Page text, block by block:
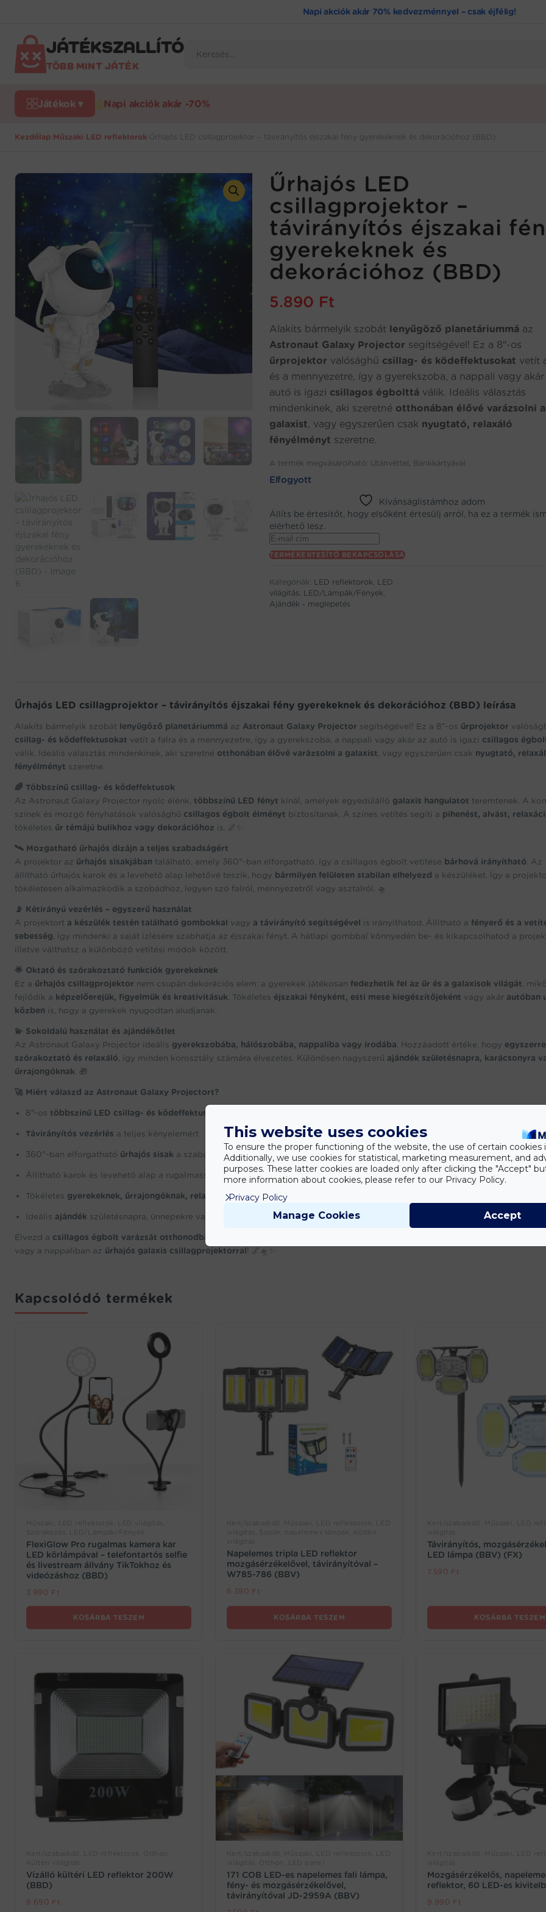
Napi akciók akár 70% kedvezménnyel – csak éjfélig!
JÁTÉKSZALLÍTÓ
TÖBB MINT JÁTÉK
search
Játékok ▾ Napi akciók akár -70%
Kezdőlap Műszaki LED reflektorok Űrhajós LED csillagprojektor – távirányítós éjszakai fény gyerekeknek és dekorációhoz (BBD)
Űrhajós LED
csillagprojektor –
távirányítós éjszakai
gyerekeknek és
dekorációhoz (BBD)
5.890 Ft
Alakíts bármelyik szobát lenyűgöző planetáriummá az
Astronaut Galaxy Projector segítségével! Ez a 8″-os
űrprojektor valósághű csillag- és ködeffektusokat vetít
és a mennyezetre, így a gyerekszoba, a nappali vagy akár
autó is igazi csillagos égbolttá válik. Ideális választás
mindenkinek, aki szeretné otthonában élővé varázsolni a
galaxist, vagy egyszerűen csak nyugtató, relaxáló
fényélményt szeretne.
A termék megvásárolható: Utánvéttel, Bankkártyával
Elfogyott
Kívánságlistámhoz adom
Állíts be értesítőt, hogy elsőként értesülj arról, ha ez a termék
elérhető lesz.
Enter
your
email
to
join
the
TERMÉKÉRTESÍTŐ BEKAPCSOLÁSA
Kategóriák: LED reflektorok, LED
világítás, LED/Lámpák/Fények,
Ajándék - meglepetés
Űrhajós LED csillagprojektor – távirányítós éjszakai fény gyerekeknek és dekorációhoz (BBD) leírása
Alakíts bármelyik szobát lenyűgöző planetáriummá az Astronaut Galaxy Projector segítségével! Ez a 8″-os űrprojektor
csillag- és ködeffektusokat vetít a falra és a mennyezetre, így a gyerekszoba, a nappali vagy akár az autó is igazi csillagos
válik. Ideális választás mindenkinek, aki szeretné otthonában élővé varázsolni a galaxist , vagy egyszerűen csak nyugtató,
fényélményt szeretne.
🌈 Többszínű csillag- és ködeffektusok
Az Astronaut Galaxy Projector nyolc élénk, többszínű LED fényt kínál, amelyek egyedülálló galaxis hangulatot teremtenek. A
színek és mozgó fényhatások valósághű csillagos égbolt élményt biztosítanak. A színes vetítés segíti a pihenést, alvást,
tökéletes űr témájú bulikhoz vagy dekorációhoz is. 🌌✨
🛰️ Mozgatható űrhajós dizájn a teljes szabadságért
A projektor az űrhajós sisakjában található, amely 360°-ban elforgatható, így a csillagos égbolt vetítése bárhová irányítható . Az
állítható űrhajós karok és a levehető alap lehetővé teszik, hogy bármilyen felületen stabilan elhelyezd a készüléket. Így a
tökéletesen alkalmazkodik a szobádhoz, legyen szó falról, mennyezetről vagy asztalról. 🛸
📡 Kétirányú vezérlés – egyszerű használat
A projektort a készülék testén található gombokkal vagy a távirányító segítségével is irányíthatod. Állítható a fényerő és a
sebesség , így mindenki a saját ízlésére szabhatja az éjszakai fényt. A hátlapi gombbal könnyedén be- és kikapcsolhatod a
illetve válthatsz a különböző vetítési módok között.
🌟 Oktató és szórakoztató funkciók gyerekeknek
Ez a űrhajós csillagprojektor nem csupán dekorációs elem: a gyerekek játékosan fedezhetik fel az űr és a galaxisok világát ,
fejlődik a képzelőerejük, figyelmük és kreativitásuk . Tökéletes éjszakai fényként, esti mese kiegészítőjeként vagy akár autóban
közben is, hogy a gyerekek nyugodtan aludjanak.
💫 Sokoldalú használat és ajándékötlet
Az Astronaut Galaxy Projector ideális gyerekszobába, hálószobába, nappaliba vagy irodába . Hozzáadott értéke, hogy egyszerre
szórakoztató és relaxáló , így minden korosztály számára élvezetes. Különösen nagyszerű ajándék születésnapra, karácsonyra
űrrajongóknak . 🎁
🚀 Miért válaszd az Astronaut Galaxy Projectort?
8″-os többszínű LED csillag- és ködeffektusok
Távirányítós vezérlés a teljes kényelemért
360°-ban elforgatható űrhajós sisak a szabad vetítéshez
Állítható karok és levehető alap a rugalmasságért
Tökéletes gyerekeknek, űrrajongóknak, relaxációhoz és dekorációhoz
Ideális ajándék születésnapra, ünnepekre vagy különleges alkalmakra 🎉
Élvezd a csillagos égbolt varázsát otthonodban
vagy a nappaliban az űrhajós galaxis csillagprojektorral! 🌌🛸✨
Kapcsolódó termékek
FlexiGlow Pro rugalmas kamera kar
LED körlámpával – telefontartós selfie
és livestream állvány TikTokhoz és
videózáshoz (BBD)
3.990 Ft
KOSÁRBA TESZEM
Napelemes tripla LED reflektor
mozgásérzékelővel, távirányítóval –
W785-786 (BBV)
6.390 Ft
KOSÁRBA TESZEM
Távirányítós,
LED lámpa (BBV) (FX)
7.590 Ft
KOSÁRBA TESZEM
Vízálló kültéri LED reflektor 200W
(BBD)
8.690 Ft
171 COB LED-es napelemes fali lámpa,
fény- és mozgásérzékelővel,
távirányítóval JD-2959A (BBV)
Mozgásérzékelős,
reflektor, 60 LED-es
9.990 Ft
This website uses cookies
To ensure the proper functioning of the website, the use of certain cookies
Additionally, we use cookies for statistical, marketing measurement, and
purposes. These latter cookies are loaded only after clicking the "Accept"
more information about cookies, please refer to our Privacy Policy.
Privacy Policy
Manage Cookies Accept